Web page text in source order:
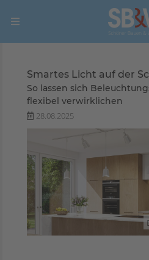
Smartes Licht auf der
So lassen sich
flexibel verwirklichen
28.08.2025